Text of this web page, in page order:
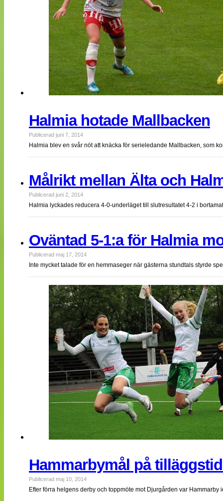
Halmia hotade Mallbacken
Publicerad juni 7, 2014
Halmia blev en svår nöt att knäcka för serieledande Mallbacken, som
Målrikt mellan Älta och
Publicerad juni 2, 2014
Halmia lyckades reducera 4-0-underläget till slutresultatet 4-2 i
Oväntad 5-1:a för Halmia
Publicerad maj 17, 2014
Inte mycket talade för en hemmaseger när gästerna stundtals styrde
Hammarbymål på
Publicerad maj 10, 2014
Efter förra helgens derby och toppmöte mot Djurgården var